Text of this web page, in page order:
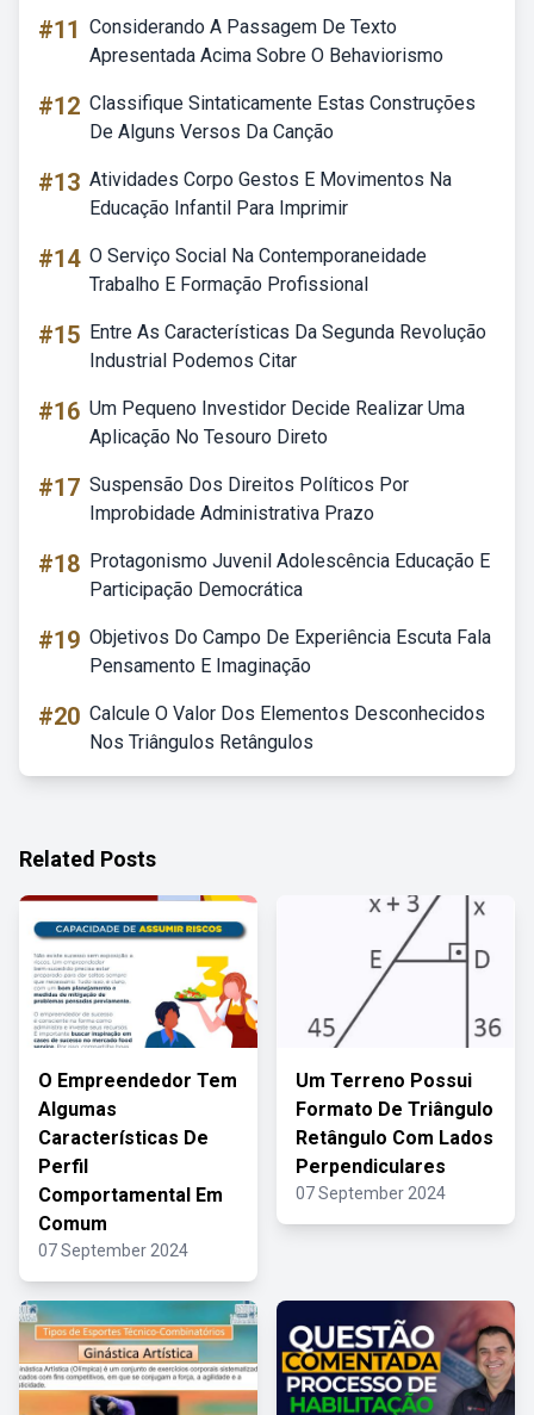
#11 Considerando A Passagem De Texto
Apresentada Acima Sobre O Behaviorismo
#12 Classifique Sintaticamente Estas Construções
De Alguns Versos Da Canção
#13 Atividades Corpo Gestos E Movimentos Na
Educação Infantil Para Imprimir
#14 O Serviço Social Na Contemporaneidade
Trabalho E Formação Profissional
#15 Entre As Características Da Segunda Revolução
Industrial Podemos Citar
#16 Um Pequeno Investidor Decide Realizar Uma
Aplicação No Tesouro Direto
#17 Suspensão Dos Direitos Políticos Por
Improbidade Administrativa Prazo
#18 Protagonismo Juvenil Adolescência Educação E
Participação Democrática
#19 Objetivos Do Campo De Experiência Escuta Fala
Pensamento E Imaginação
#20 Calcule O Valor Dos Elementos Desconhecidos
Nos Triângulos Retângulos
Related Posts
O Empreendedor Tem
Algumas
Características De
Perfil
Comportamental Em
Comum
07 September 2024
Um Terreno Possui
Formato De Triângulo
Retângulo Com Lados
Perpendiculares
07 September 2024